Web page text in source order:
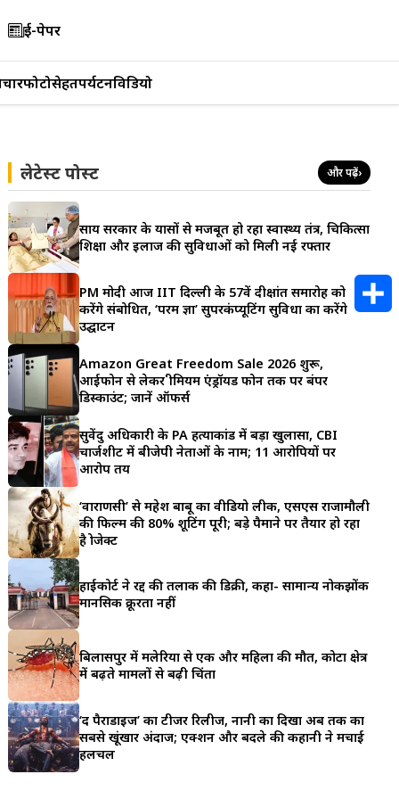
ई-पेपर
फोटोसेहतपर्यटनविडियो
लेटेस्ट पोस्ट और पढ़ें›
साय सरकार के प्रयासों से मजबूत हो रहा स्वास्थ्य तंत्र, चिकित्सा
शिक्षा और इलाज की सुविधाओं को मिली नई रफ्तार
PM मोदी आज IIT दिल्ली के 57वें दीक्षांत समारोह को
करेंगे संबोधित, ‘परम प्रज्ञा’ सुपरकंप्यूटिंग सुविधा का करेंगे
उद्घाटन
Amazon Great Freedom Sale 2026 शुरू,
आईफोन से लेकर प्रीमियम एंड्रॉयड फोन तक पर बंपर
डिस्काउंट; जानें ऑफर्स
सुवेंदु अधिकारी के PA हत्याकांड में बड़ा खुलासा, CBI
चार्जशीट में बीजेपी नेताओं के नाम; 11 आरोपियों पर
आरोप तय
‘वाराणसी’ से महेश बाबू का वीडियो लीक, एसएस राजामौली
की फिल्म की 80% शूटिंग पूरी; बड़े पैमाने पर तैयार हो रहा
है प्रोजेक्ट
हाईकोर्ट ने रद्द की तलाक की डिक्री, कहा- सामान्य नोकझोंक
मानसिक क्रूरता नहीं
बिलासपुर में मलेरिया से एक और महिला की मौत, कोटा क्षेत्र
में बढ़ते मामलों से बढ़ी चिंता
‘द पैराडाइज’ का टीजर रिलीज, नानी का दिखा अब तक का
सबसे खूंखार अंदाज; एक्शन और बदले की कहानी ने मचाई
हलचल